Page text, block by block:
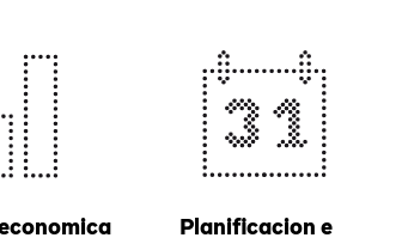
Planificacion e